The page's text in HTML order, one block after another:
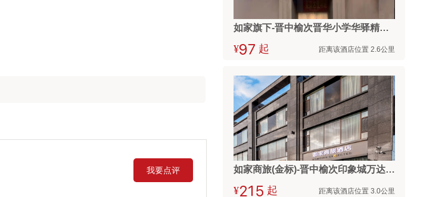
我要点评
如家旗下-晋中榆次晋华小学华驿精选酒店
¥  起 距离该酒店位置 2.6公里
如家商旅(金标)-晋中榆次印象城万达广场店
¥  起 距离该酒店位置 3.0公里